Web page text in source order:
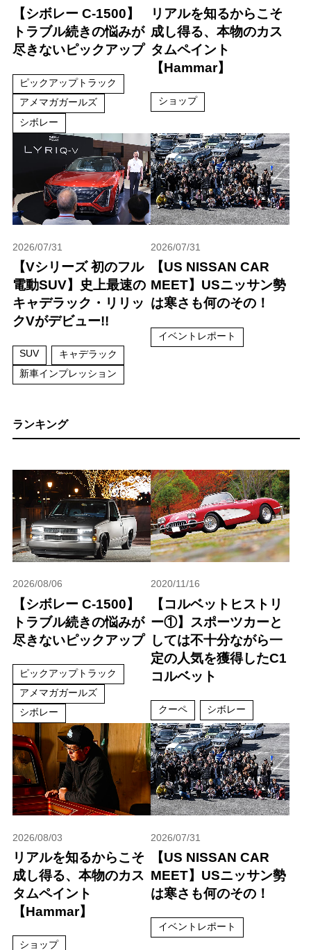
【シボレー C-1500】
トラブル続きの悩みが
尽きないピックアップ
ピックアップトラック
アメマガガールズ
シボレー
リアルを知るからこそ
成し得る、本物のカス
タムペイント
【Hammar】
ショップ
2026/07/31
【Vシリーズ 初のフル
電動SUV】史上最速の
キャデラック・リリッ
クVがデビュー!!
SUV
キャデラック
新車インプレッション
2026/07/31
【US NISSAN CAR
MEET】USニッサン勢
は寒さも何のその！
イベントレポート
ランキング
2026/08/06
【シボレー C-1500】
トラブル続きの悩みが
尽きないピックアップ
ピックアップトラック
アメマガガールズ
シボレー
2020/11/16
【コルベットヒストリ
ー①】スポーツカーと
しては不十分ながら一
定の人気を獲得したC1
コルベット
クーペ シボレー
2026/08/03
リアルを知るからこそ
成し得る、本物のカス
タムペイント
【Hammar】
ショップ
2026/07/31
【US NISSAN CAR
MEET】USニッサン勢
は寒さも何のその！
イベントレポート